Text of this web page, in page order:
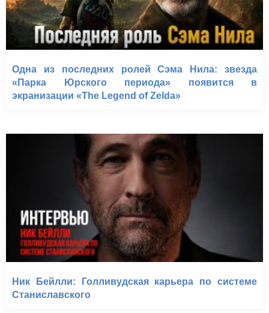
Одна из последних ролей Сэма Нила: звезда
«Парка Юрского периода» появится в
экранизации «The Legend of Zelda»
Ник Бейлли: Голливудская карьера по системе
Станиславского